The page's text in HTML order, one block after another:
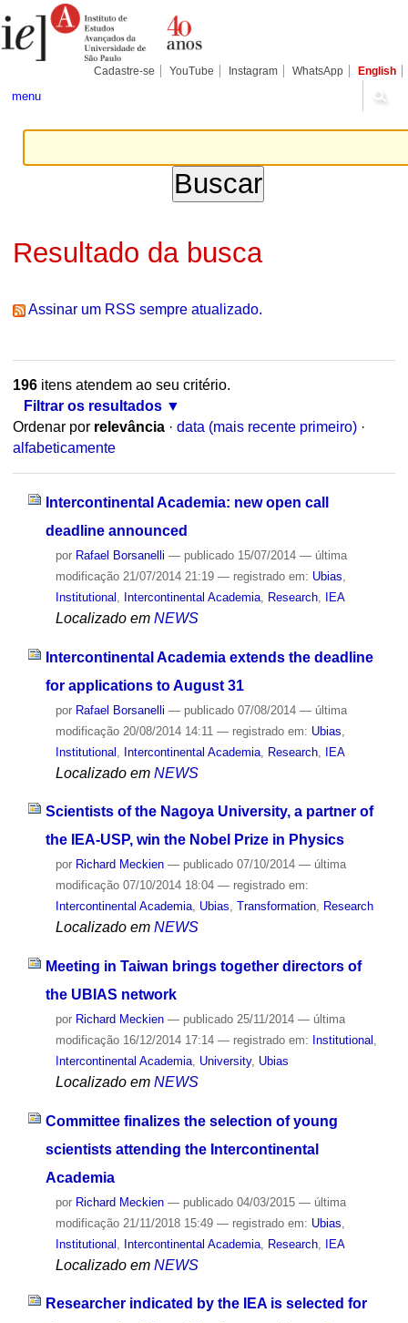
para
conteúdo.
Pessoais
Cadastre-se YouTube Instagram WhatsApp English
menu
Resultado da busca
Assinar um RSS sempre atualizado.
196itens atendem ao seu critério.
Filtrar os resultados
Ordenar por relevância · data (mais recente primeiro) ·
alfabeticamente
Intercontinental Academia: new open call
deadline announced
por Rafael Borsanelli — publicado15/07/2014 — última
modificação21/07/2014 21:19 — registrado em: Ubias
Institutional
Intercontinental Academia, Research, IEA
Localizado em NEWS
Intercontinental Academia extends the deadline
for applications to August 31
por Rafael Borsanelli — publicado07/08/2014 — última
modificação20/08/2014 14:11 — registrado em: Ubias
Institutional
Intercontinental Academia, Research, IEA
Localizado em NEWS
Scientists of the Nagoya University, a partner of
the IEA-USP, win the Nobel Prize in Physics
por Richard Meckien — publicado07/10/2014 — última
modificação07/10/2014 18:04 — registrado em:
Intercontinental Academia, Ubias, Transformation, Research
Localizado em NEWS
Meeting in Taiwan brings together directors of
the UBIAS network
por Richard Meckien — publicado25/11/2014 — última
modificação16/12/2014 17:14 — registrado em: Institutional ,
Intercontinental Academia, University, Ubias
Localizado em NEWS
Committee finalizes the selection of young
scientists attending the Intercontinental
Academia
por Richard Meckien — publicado04/03/2015 — última
modificação21/11/2018 15:49 — registrado em: Ubias
Institutional
Intercontinental Academia, Research, IEA
Localizado em NEWS
Researcher indicated by the IEA is selected for